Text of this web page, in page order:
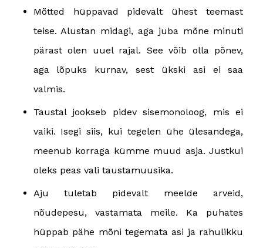
Mõtted hüppavad pidevalt ühest teemast
teise. Alustan midagi, aga juba mõne minuti
pärast olen uuel rajal. See võib olla põnev,
aga lõpuks kurnav, sest ükski asi ei saa
valmis.
Taustal jookseb pidev sisemonoloog, mis ei
vaiki. Isegi siis, kui tegelen ühe ülesandega,
meenub korraga kümme muud asja. Justkui
oleks peas vali taustamuusika.
Aju tuletab pidevalt meelde arveid,
nõudepesu, vastamata meile. Ka puhates
hüppab pähe mõni tegemata asi ja rahulikku